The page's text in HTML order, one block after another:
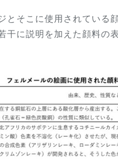
とそこに使用されている
に説明を加えた顔料の